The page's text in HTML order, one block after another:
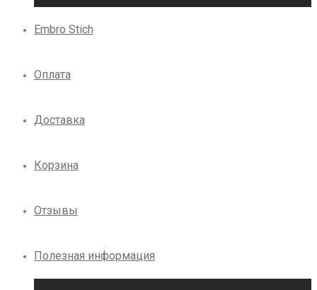
Embro Stich
Оплата
Доставка
Корзина
Отзывы
Полезная информация